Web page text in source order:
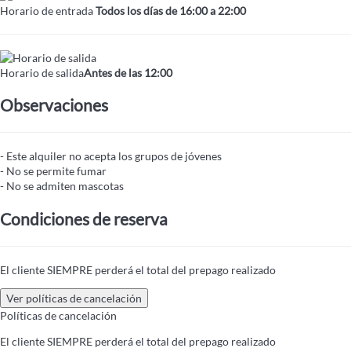
Horario de entradaTodos los días de 16:00 a 22:00
Horario de salidaAntes de las 12:00
Observaciones
- Este alquiler no acepta los grupos de jóvenes
- No se permite fumar
- No se admiten mascotas
Condiciones de reserva
El cliente SIEMPRE perderá el total del prepago realizado
Ver políticas de cancelación
Políticas de cancelación
El cliente SIEMPRE perderá el total del prepago realizado